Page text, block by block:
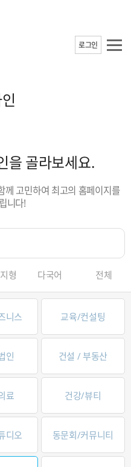
로그인
을 골라보세요.
께 고민하여 최고의 홈페이지를
니다!
형 다국어 전체
니스 교육/컨설팅
인 건설 / 부동산
료 건강/뷰티
디오 동문회/커뮤니티